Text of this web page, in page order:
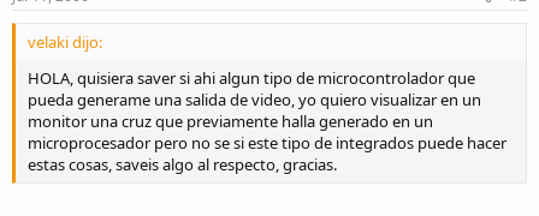
velaki dijo:
HOLA, quisiera saver si ahi algun tipo de microcontrolador que
pueda generame una salida de video, yo quiero visualizar en un
monitor una cruz que previamente halla generado en un
microprocesador pero no se si este tipo de integrados puede hacer
estas cosas, saveis algo al respecto, gracias.